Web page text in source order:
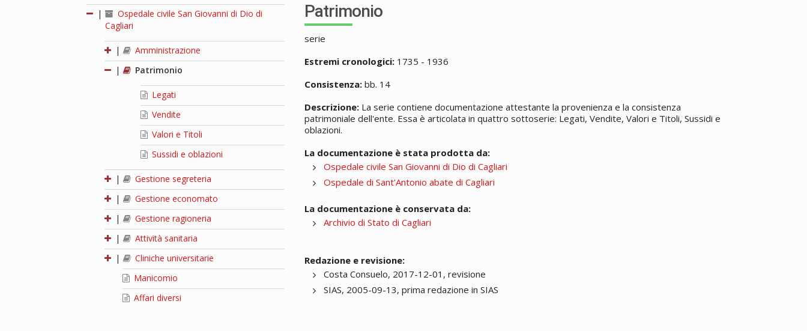
|
Ospedale civile San Giovanni di Dio di
Cagliari
|
Amministrazione
|
Patrimonio
Legati
Vendite
Valori e Titoli
Sussidi e oblazioni
|
Gestione segreteria
|
Gestione economato
|
Gestione ragioneria
|
Attività sanitaria
|
Cliniche universitarie
Manicomio
Affari diversi
Patrimonio
serie
Estremi cronologici: 1735 - 1936
Consistenza: bb. 14
Descrizione: La serie contiene documentazione attestante la provenienza e la consistenza
patrimoniale dell'ente. Essa è articolata in quattro sottoserie: Legati, Vendite, Valori e Titoli, Sussidi e
oblazioni.
La documentazione è stata prodotta da:
Ospedale civile San Giovanni di Dio di Cagliari
Ospedale di Sant'Antonio abate di Cagliari
La documentazione è conservata da:
Archivio di Stato di Cagliari
Redazione e revisione:
Costa Consuelo, 2017-12-01, revisione
SIAS, 2005-09-13, prima redazione in SIAS